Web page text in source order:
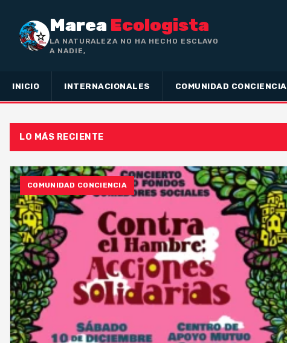
Marea Ecologista
LA NATURALEZA NO HA HECHO ESCLAVO
A NADIE, SINO A TODOS
INICIO INTERNACIONALES COMUNIDAD CONCIENCIA
LO MÁS RECIENTE
COMUNIDAD CONCIENCIA